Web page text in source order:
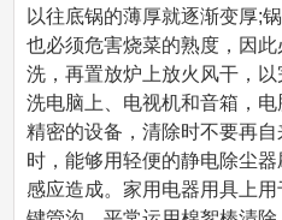
以往底锅的薄厚就逐渐变厚;
也必须危害烧菜的熟度，因
洗，再置放炉上放火风干，
洗电脑上、电视机和音箱，
精密的设备，清除时不要再
时，能够用轻便的静电除尘
感应造成。家用电器用具上